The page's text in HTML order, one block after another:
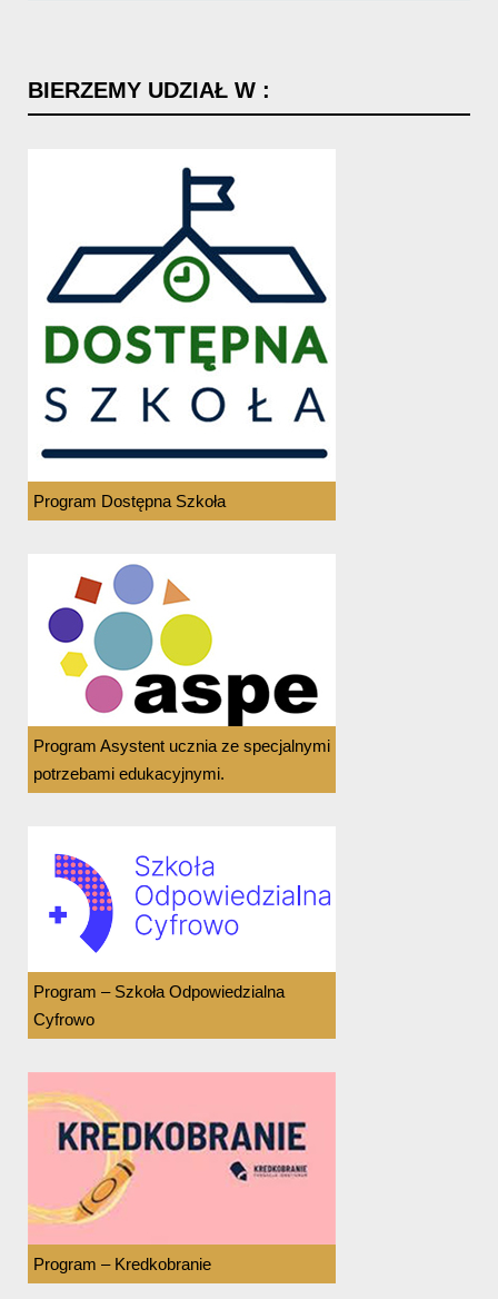
BIERZEMY UDZIAŁ W :
Program Dostępna Szkoła
Program Asystent ucznia ze specjalnymi
potrzebami edukacyjnymi.
Program – Szkoła Odpowiedzialna
Cyfrowo
Program – Kredkobranie